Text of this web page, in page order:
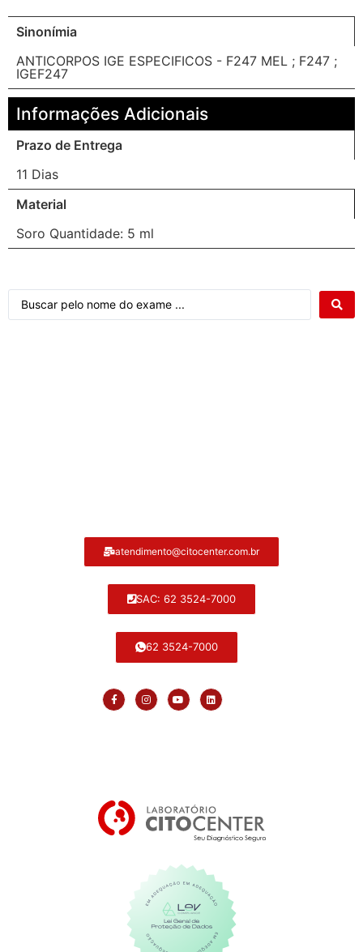
Sinonímia
ANTICORPOS IGE ESPECIFICOS - F247 MEL ; F247 ;
IGEF247
Informações Adicionais
Prazo de Entrega
11 Dias
Material
Soro Quantidade: 5 ml
atendimento@citocenter.com.br
SAC: 62 3524-7000
62 3524-7000